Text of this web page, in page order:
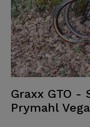
Graxx GTO -
Prymahl